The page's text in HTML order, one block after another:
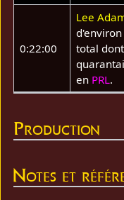
0:22:00
Lee
total
en PRL.
Production
Notes et